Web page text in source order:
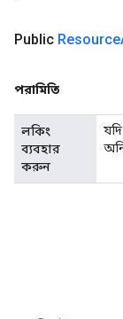
Public Resource
পরামিতি
লকিং
ব্যবহার
করুন